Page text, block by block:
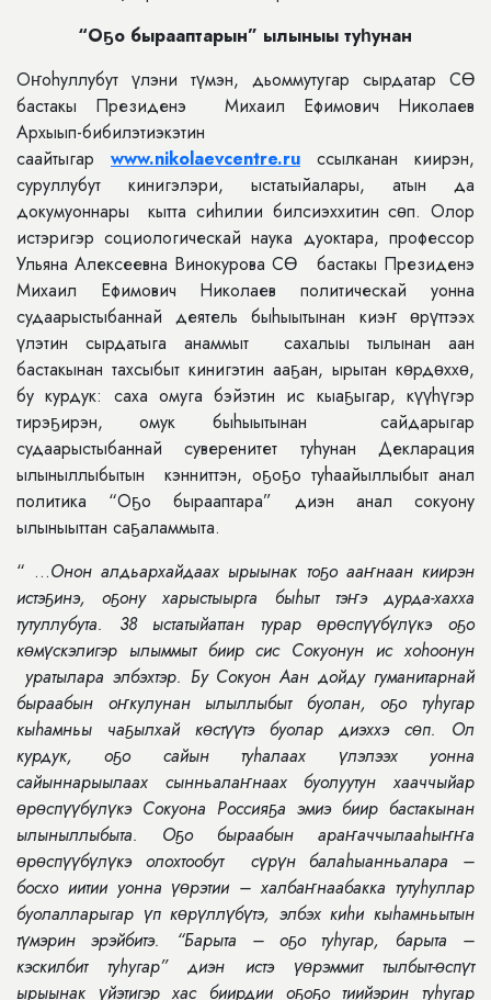
“Оҕо бырааптарын” ылыныы туһунан
Оҥоhуллубут үлэни түмэн, дьоммутугар сырдатар СӨ
бастакы Президенэ Михаил Ефимович Николаев
Архыып-бибилэтиэкэтин
саайтыгар www.nikolaevcentre.ru
ссылканан киирэн,
суруллубут кинигэлэри, ыстатыйалары, атын да
докумуоннары кытта сиhилии билсиэххитин сɵп. Олор
истэригэр социологическай наука дуоктара, профессор
Ульяна Алексеевна Винокурова СӨ бастакы Президенэ
Михаил Ефимович Николаев политическай уонна
судаарыстыбаннай деятель быhыытынан киэҥ ɵрүттээх
үлэтин сырдатыга анаммыт сахалыы тылынан аан
бастакынан тахсыбыт кинигэтин ааҕан, ырытан кɵрдɵххɵ,
бу курдук: саха омуга бэйэтин ис кыаҕыгар, күүhүгэр
тирэҕирэн, омук быhыытынан сайдарыгар
судаарыстыбаннай суверенитет туhунан Декларация
ылыныллыбытын кэнниттэн, оҕоҕо туhаайыллыбыт анал
политика “Оҕо бырааптара” диэн анал сокуону
ылыныыттан саҕаламмыта.
“ ...Онон алдьархайдаах ырыынак тоҕо ааҥнаан киирэн
истэҕинэ, оҕону харыстыырга быhыт тэҥэ дурда-хахха
тутуллубута. 38 ыстатыйаттан турар өрөспүүбүлүкэ оҕо
кɵмүскэлигэр ылыммыт биир сис Сокуонун ис хоhоонун
уратылара элбэхтэр. Бу Сокуон Аан дойду гуманитарнай
быраабын оҥкулунан ылыллыбыт буолан, оҕо туhугар
кыhамньы чаҕылхай кɵстүүтэ буолар диэххэ сɵп. Ол
курдук, оҕо сайын туhалаах үлэлээх уонна
сайыннарыылаах сынньалаҥнаах буолуутун хааччыйар
өрөспүүбүлүкэ Сокуона Россияҕа эмиэ биир бастакынан
ылыныллыбыта. Оҕо быраабын араҥаччылааhыҥҥа
өрөспүүбүлүкэ олохтообут сүрүн балаhыанньалара –
босхо иитии уонна үɵрэтии – халбаҥнаабакка тутуhуллар
буолалларыгар үп кɵрүллүбүтэ, элбэх киhи кыhамньытын
түмэрин эрэйбитэ. “Барыта – оҕо туhугар, барыта –
кэскилбит туhугар” диэн истэ үɵрэммит тылбыт-ɵспүт
ырыынак үйэтигэр хас биирдии оҕоҕо тиийэрин туhугар